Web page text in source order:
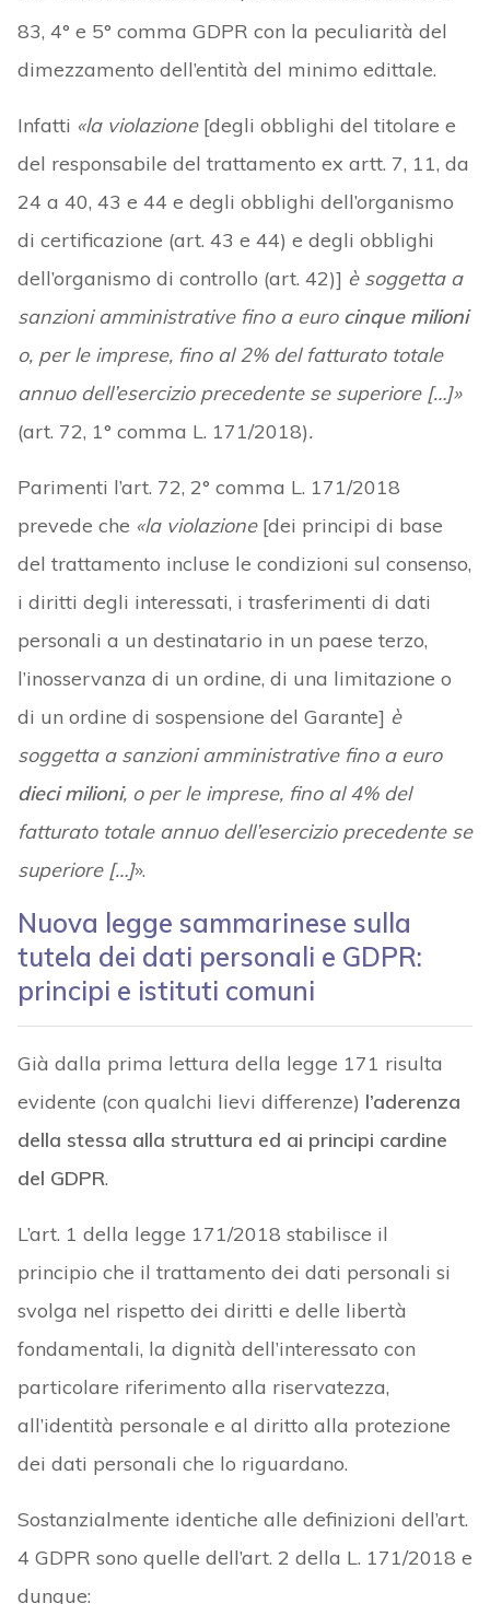
83, 4° e 5° comma GDPR con la peculiarità del
dimezzamento dell’entità del minimo edittale.
Infatti «la violazione [degli obblighi del titolare e
del responsabile del trattamento ex artt. 7, 11, da
24 a 40, 43 e 44 e degli obblighi dell’organismo
di certificazione (art. 43 e 44) e degli obblighi
dell’organismo di controllo (art. 42)] è soggetta a
sanzioni amministrative fino a euro cinque milioni
o, per le imprese, fino al 2% del fatturato totale
annuo dell’esercizio precedente se superiore […]»
(art. 72, 1° comma L. 171/2018).
Parimenti l’art. 72, 2° comma L. 171/2018
prevede che «la violazione [dei principi di base
del trattamento incluse le condizioni sul consenso,
i diritti degli interessati, i trasferimenti di dati
personali a un destinatario in un paese terzo,
l’inosservanza di un ordine, di una limitazione o
di un ordine di sospensione del Garante] è
soggetta a sanzioni amministrative fino a euro
dieci milioni, o per le imprese, fino al 4% del
fatturato totale annuo dell’esercizio precedente se
superiore […]».
Nuova legge sammarinese sulla
tutela dei dati personali e GDPR:
principi e istituti comuni
Già dalla prima lettura della legge 171 risulta
evidente (con qualchi lievi differenze) l’aderenza
della stessa alla struttura ed ai principi cardine
del GDPR.
L’art. 1 della legge 171/2018 stabilisce il
principio che il trattamento dei dati personali si
svolga nel rispetto dei diritti e delle libertà
fondamentali, la dignità dell’interessato con
particolare riferimento alla riservatezza,
all’identità personale e al diritto alla protezione
dei dati personali che lo riguardano.
Sostanzialmente identiche alle definizioni dell’art.
4 GDPR sono quelle dell’art. 2 della L. 171/2018 e
dunque: